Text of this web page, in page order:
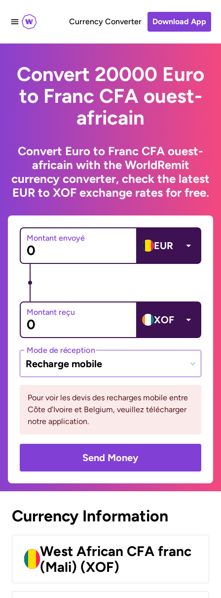
Currency Converter Download App
Convert 20000 Euro
to Franc CFA ouest-
africain
Convert Euro to Franc CFA ouest-
africain with the WorldRemit
currency converter, check the latest
EUR to XOF exchange rates for free.
Montant envoyé
EUR
Montant reçu
XOF
Mode de réception
Recharge mobile
Pour voir les devis des recharges mobile entre
Côte d’Ivoire et Belgium, veuillez télécharger
notre application.
Send Money
Currency Information
West African CFA franc
(Mali) (XOF)